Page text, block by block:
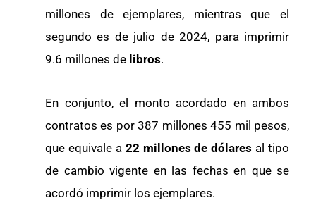
millones de ejemplares, mientras que el
segundo es de julio de 2024, para imprimir
9.6 millones de libros.
En conjunto, el monto acordado en ambos
contratos es por 387 millones 455 mil pesos,
que equivale a 22 millones de dólares al tipo
de cambio vigente en las fechas en que se
acordó imprimir los ejemplares.